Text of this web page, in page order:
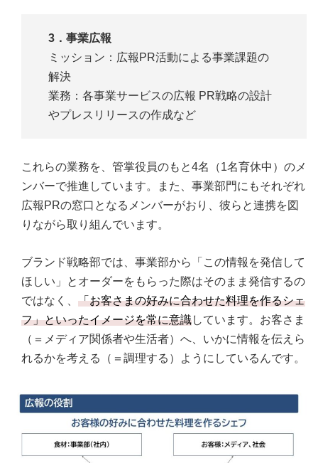
3．事業広報
ミッション：広報PR活動による事業課題の
解決
業務：各事業サービスの広報 PR戦略の設計
やプレスリリースの作成など
これらの業務を、管掌役員のもと4名（1名育休中）のメ
ンバーで推進しています。また、事業部門にもそれぞれ
広報PRの窓口となるメンバーがおり、彼らと連携を図
りながら取り組んでいます。
ブランド戦略部では、事業部から「この情報を発信して
ほしい」とオーダーをもらった際はそのまま発信するの
ではなく、 「お客さまの好みに合わせた料理を作るシェ
フ」といったイメージを常に意識しています。お客さま
（＝メディア関係者や生活者）へ、いかに情報を伝えら
れるかを考える（＝調理する）ようにしているんです。